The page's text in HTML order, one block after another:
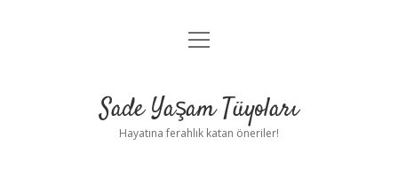
Anasayfa
Yasal Uyarı
menüyü
Sade Yaşam Tüyoları
Hayatına ferahlık katan öneriler!